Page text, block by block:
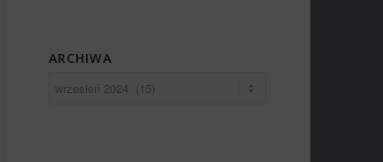
ARCHIWA